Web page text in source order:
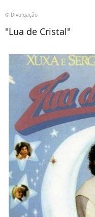
© Divulgação
"Lua de Cristal"